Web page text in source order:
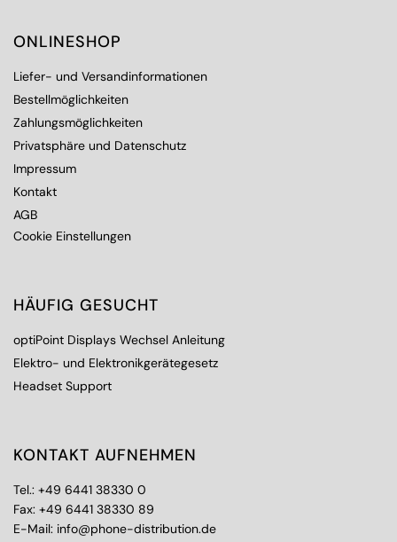
ONLINESHOP
Liefer- und Versandinformationen
Bestellmöglichkeiten
Zahlungsmöglichkeiten
Privatsphäre und Datenschutz
Impressum
Kontakt
AGB
Cookie Einstellungen
HÄUFIG GESUCHT
optiPoint Displays Wechsel Anleitung
Elektro- und Elektronikgerätegesetz
Headset Support
KONTAKT AUFNEHMEN
Tel.: +49 6441 38330 0
Fax: +49 6441 38330 89
E-Mail: info@phone-distribution.de